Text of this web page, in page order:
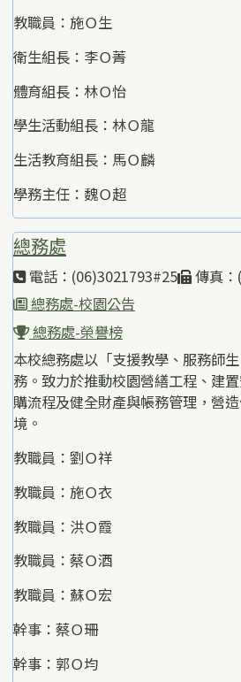
教職員：施Ｏ生
衛生組長：李Ｏ菁
體育組長：林Ｏ怡
學生活動組長：林Ｏ龍
生活教育組長：馬Ｏ麟
學務主任：魏Ｏ超
總務處
電話：(06)3021793#25
傳真
總務處-校園公告
總務處-榮譽榜
本校總務處以「支援教學、服務師
務。致力於推動校園營繕工程、建
購流程及健全財產與帳務管理，營
境。
教職員：劉Ｏ祥
教職員：施Ｏ衣
教職員：洪Ｏ霞
教職員：蔡Ｏ酒
教職員：蘇Ｏ宏
幹事：蔡Ｏ珊
幹事：郭Ｏ均